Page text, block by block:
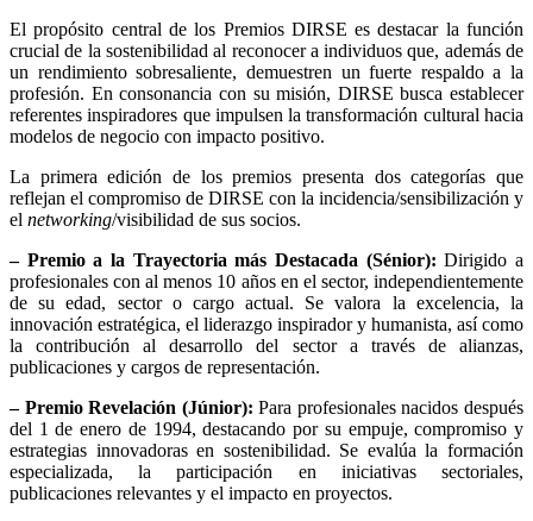
El propósito central de los Premios DIRSE es destacar la función
crucial de la sostenibilidad al reconocer a individuos que, además de
un rendimiento sobresaliente, demuestren un fuerte respaldo a la
profesión. En consonancia con su misión, DIRSE busca establecer
referentes inspiradores que impulsen la transformación cultural hacia
modelos de negocio con impacto positivo.
La primera edición de los premios presenta dos categorías que
reflejan el compromiso de DIRSE con la incidencia/sensibilización y
el networking/visibilidad de sus socios.
– Premio a la Trayectoria más Destacada (Sénior): Dirigido a
profesionales con al menos 10 años en el sector, independientemente
de su edad, sector o cargo actual. Se valora la excelencia, la
innovación estratégica, el liderazgo inspirador y humanista, así como
la contribución al desarrollo del sector a través de alianzas,
publicaciones y cargos de representación.
– Premio Revelación (Júnior): Para profesionales nacidos después
del 1 de enero de 1994, destacando por su empuje, compromiso y
estrategias innovadoras en sostenibilidad. Se evalúa la formación
especializada, la participación en iniciativas sectoriales,
publicaciones relevantes y el impacto en proyectos.